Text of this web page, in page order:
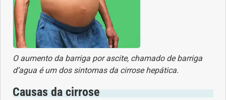
Saúde do coração
Saúde do homem
Saúde do nariz
O aumento da barriga por ascite, chamado de barriga
d’agua é um dos sintomas da cirrose hepática.
Causas da cirrose